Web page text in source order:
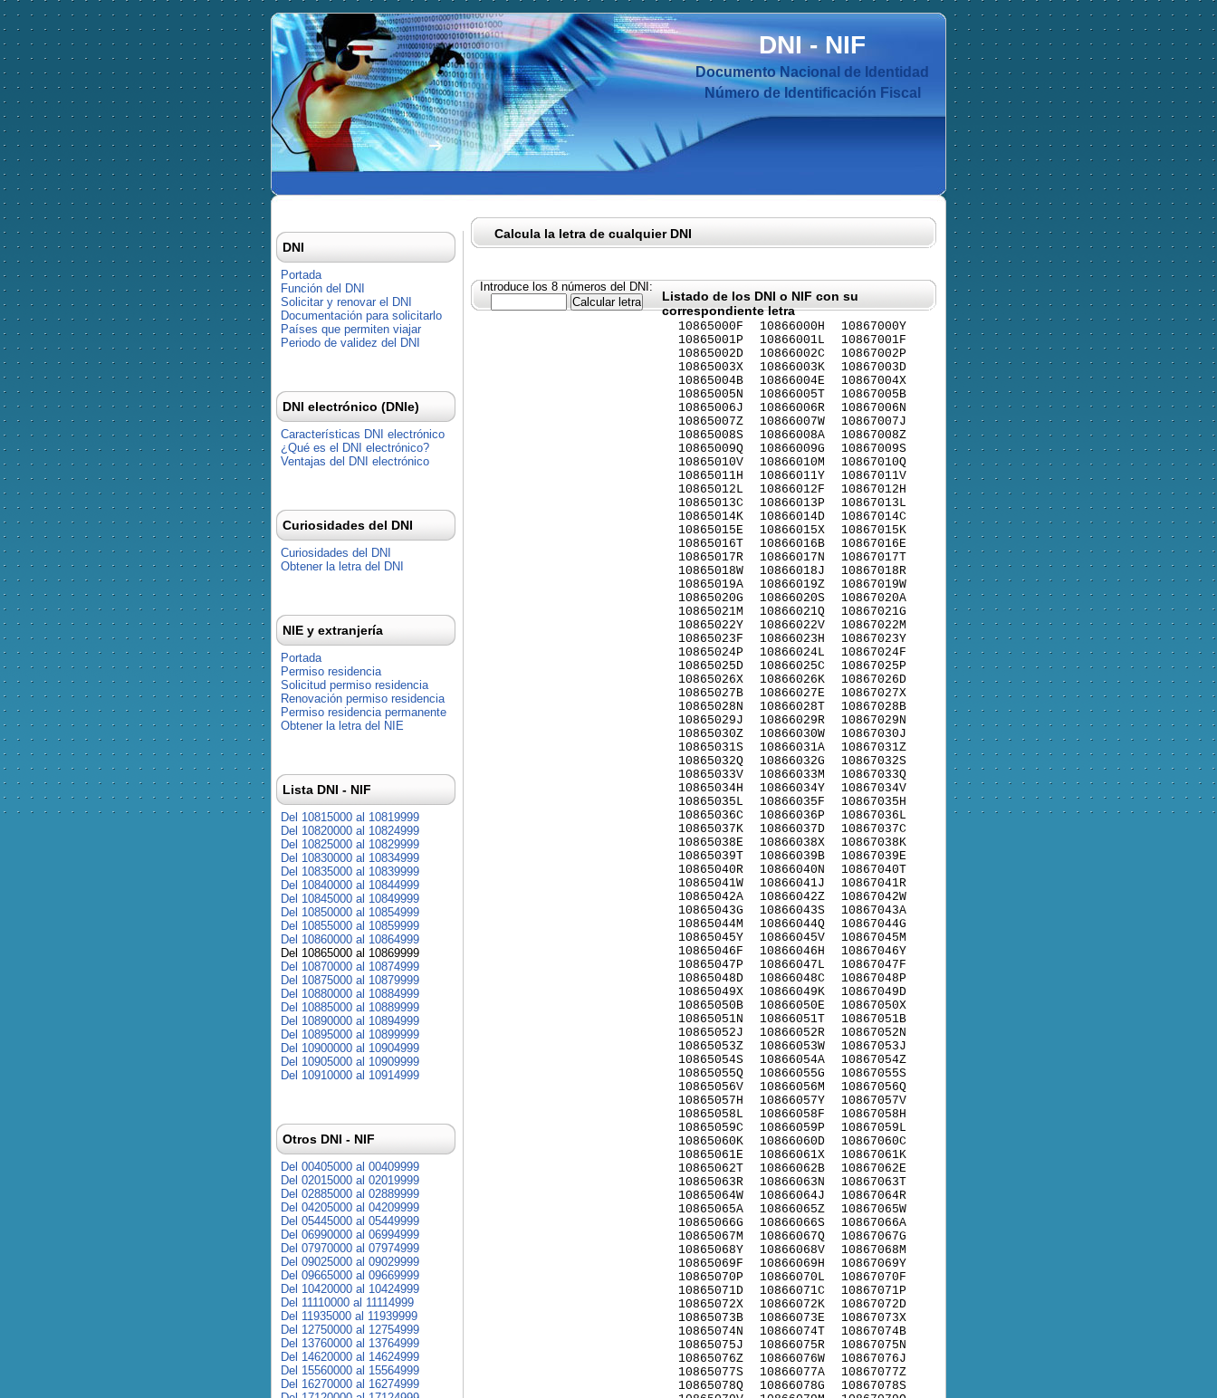
DNI-NIF
Documento Nacional de Identidad
Número de Identificación Fiscal
Calcula la letra de cualquier DNI
Introduce los 8 números del DNI:
Listado de los DNI o NIF con su
correspondiente letra
10865000F
10865001P
10865002D
10865003X
10865004B
10865005N
10865006J
10865007Z
10865008S
10865009Q
10865010V
10865011H
10865012L
10865013C
10865014K
10865015E
10865016T
10865017R
10865018W
10865019A
10865020G
10865021M
10865022Y
10865023F
10865024P
10865025D
10865026X
10865027B
10865028N
10865029J
10865030Z
10865031S
10865032Q
10865033V
10865034H
10865035L
10865036C
10865037K
10865038E
10865039T
10865040R
10865041W
10865042A
10865043G
10865044M
10865045Y
10865046F
10865047P
10865048D
10865049X
10865050B
10865051N
10865052J
10865053Z
10865054S
10865055Q
10865056V
10865057H
10865058L
10865059C
10865060K
10865061E
10865062T
10865063R
10865064W
10865065A
10865066G
10865067M
10865068Y
10865069F
10865070P
10865071D
10865072X
10865073B
10865074N
10865075J
10865076Z
10865077S
10865078Q
10866000H
10866001L
10866002C
10866003K
10866004E
10866005T
10866006R
10866007W
10866008A
10866009G
10866010M
10866011Y
10866012F
10866013P
10866014D
10866015X
10866016B
10866017N
10866018J
10866019Z
10866020S
10866021Q
10866022V
10866023H
10866024L
10866025C
10866026K
10866027E
10866028T
10866029R
10866030W
10866031A
10866032G
10866033M
10866034Y
10866035F
10866036P
10866037D
10866038X
10866039B
10866040N
10866041J
10866042Z
10866043S
10866044Q
10866045V
10866046H
10866047L
10866048C
10866049K
10866050E
10866051T
10866052R
10866053W
10866054A
10866055G
10866056M
10866057Y
10866058F
10866059P
10866060D
10866061X
10866062B
10866063N
10866064J
10866065Z
10866066S
10866067Q
10866068V
10866069H
10866070L
10866071C
10866072K
10866073E
10866074T
10866075R
10866076W
10866077A
10866078G
10867000Y
10867001F
10867002P
10867003D
10867004X
10867005B
10867006N
10867007J
10867008Z
10867009S
10867010Q
10867011V
10867012H
10867013L
10867014C
10867015K
10867016E
10867017T
10867018R
10867019W
10867020A
10867021G
10867022M
10867023Y
10867024F
10867025P
10867026D
10867027X
10867028B
10867029N
10867030J
10867031Z
10867032S
10867033Q
10867034V
10867035H
10867036L
10867037C
10867038K
10867039E
10867040T
10867041R
10867042W
10867043A
10867044G
10867045M
10867046Y
10867047F
10867048P
10867049D
10867050X
10867051B
10867052N
10867053J
10867054Z
10867055S
10867056Q
10867057V
10867058H
10867059L
10867060C
10867061K
10867062E
10867063T
10867064R
10867065W
10867066A
10867067G
10867068M
10867069Y
10867070F
10867071P
10867072D
10867073X
10867074B
10867075N
10867076J
10867077Z
10867078S
DNI
Portada
Función del DNI
Solicitar y renovar el DNI
Documentación para solicitarlo
Países que permiten viajar
Periodo de validez del DNI
DNI electrónico (DNIe)
Características DNI electrónico
¿Qué es el DNI electrónico?
Ventajas del DNI electrónico
Curiosidades del DNI
Curiosidades del DNI
Obtener la letra del DNI
NIE y extranjería
Portada
Permiso residencia
Solicitud permiso residencia
Renovación permiso residencia
Permiso residencia permanente
Obtener la letra del NIE
Lista DNI - NIF
Del 10815000 al 10819999
Del 10820000 al 10824999
Del 10825000 al 10829999
Del 10830000 al 10834999
Del 10835000 al 10839999
Del 10840000 al 10844999
Del 10845000 al 10849999
Del 10850000 al 10854999
Del 10855000 al 10859999
Del 10860000 al 10864999
Del 10865000 al 10869999
Del 10870000 al 10874999
Del 10875000 al 10879999
Del 10880000 al 10884999
Del 10885000 al 10889999
Del 10890000 al 10894999
Del 10895000 al 10899999
Del 10900000 al 10904999
Del 10905000 al 10909999
Del 10910000 al 10914999
Otros DNI - NIF
Del 00405000 al 00409999
Del 02015000 al 02019999
Del 02885000 al 02889999
Del 04205000 al 04209999
Del 05445000 al 05449999
Del 06990000 al 06994999
Del 07970000 al 07974999
Del 09025000 al 09029999
Del 09665000 al 09669999
Del 10420000 al 10424999
Del 11110000 al 11114999
Del 11935000 al 11939999
Del 12750000 al 12754999
Del 13760000 al 13764999
Del 14620000 al 14624999
Del 15560000 al 15564999
Del 16270000 al 16274999